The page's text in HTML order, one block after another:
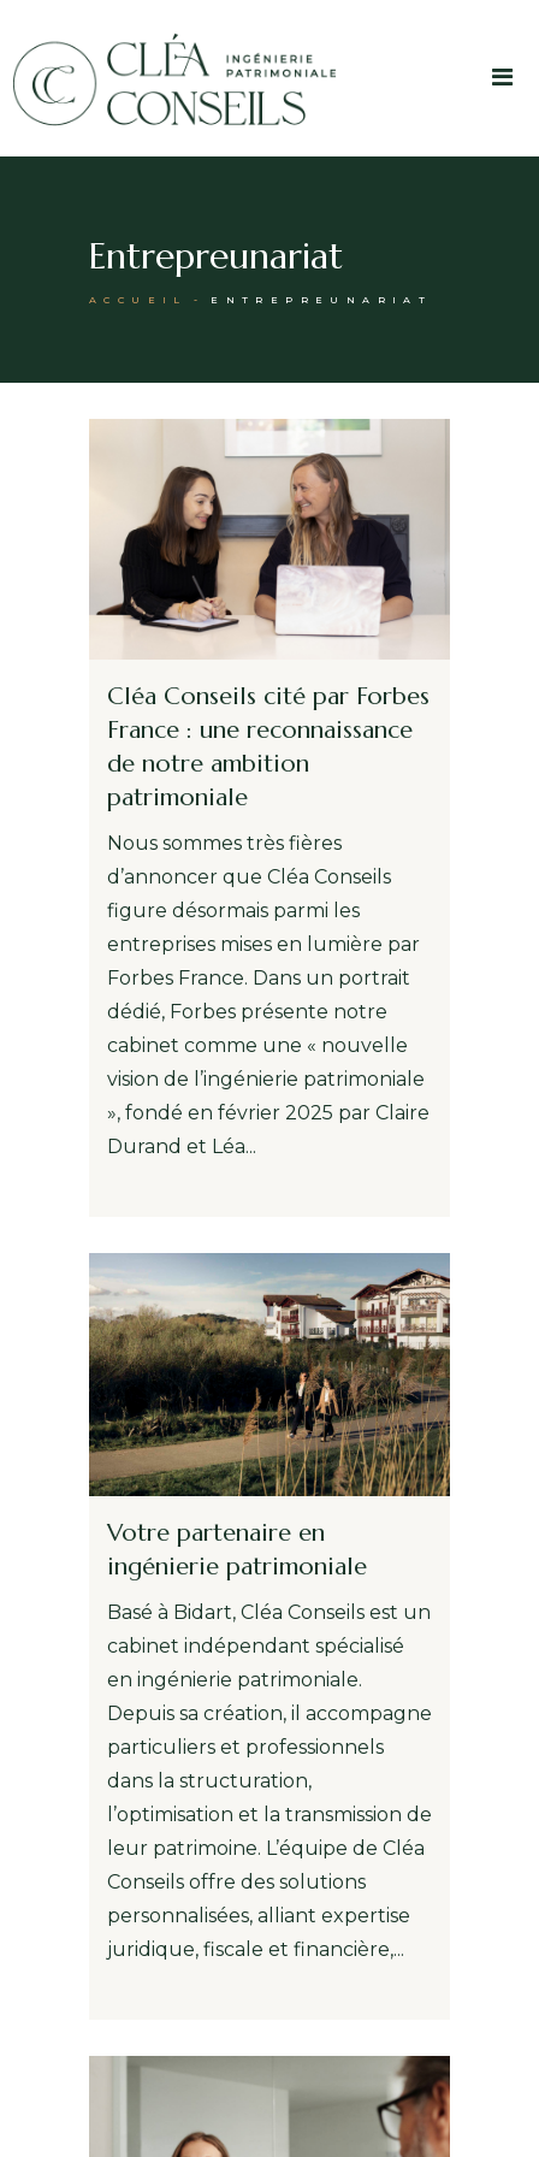
Entrepreunariat
ACCUEIL ENTREPREUNARIAT
Cléa Conseils cité par Forbes
France : une reconnaissance
de notre ambition
patrimoniale
Nous sommes très fières
d’annoncer que Cléa Conseils
figure désormais parmi les
entreprises mises en lumière par
Forbes France. Dans un portrait
dédié, Forbes présente notre
cabinet comme une « nouvelle
vision de l’ingénierie patrimoniale
», fondé en février 2025 par Claire
Durand et Léa...
Votre partenaire en
ingénierie patrimoniale
Basé à Bidart, Cléa Conseils est un
cabinet indépendant spécialisé
en ingénierie patrimoniale.
Depuis sa création, il accompagne
particuliers et professionnels
dans la structuration,
l’optimisation et la transmission de
leur patrimoine. L’équipe de Cléa
Conseils offre des solutions
personnalisées, alliant expertise
juridique, fiscale et financière,...